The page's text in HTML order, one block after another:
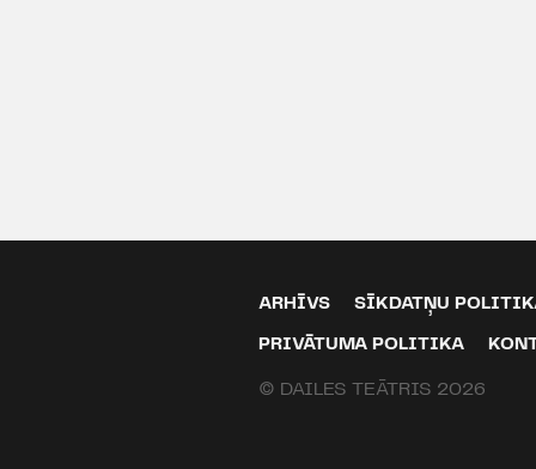
ARHĪVS SĪKDATŅU
PRIVĀTUMA POLITIKA
© DAILES TEĀTRIS 2026